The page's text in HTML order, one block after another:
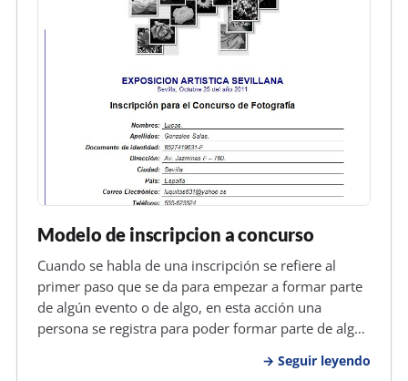
Modelo de inscripcion a concurso
Cuando se habla de una inscripción se refiere al
primer paso que se da para empezar a formar parte
de algún evento o de algo, en esta acción una
persona se registra para poder formar parte de algo,
tales como el nombre y apellidos completos,
Seguir leyendo